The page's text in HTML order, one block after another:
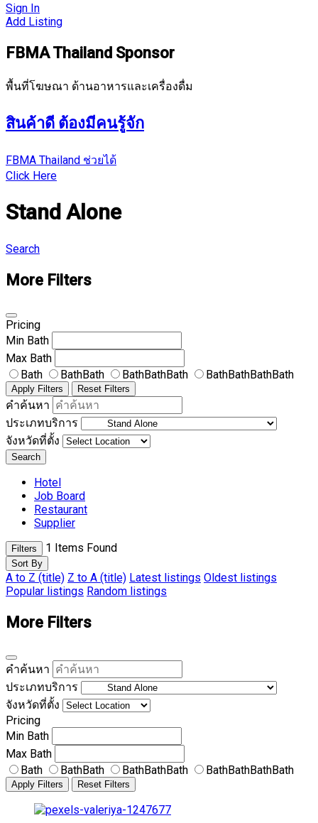
Sign In
Add Listing
FBMA Thailand Sponsor
พื้นที่โฆษณา ด้านอาหารและเครื่องดื่ม
สินค้าดี ต้องมีคนรู้จัก
FBMA Thailand ช่วยได้
Click Here
Stand Alone
Search
More Filters
Pricing
Min Bath
Max Bath
Bath
BathBath BathBathBath BathBathBathBath
Apply Filters Reset Filters
คำค้นหา
ประเภทบริการ
จังหวัดที่ตั้ง
Search
Hotel
Job Board
Restaurant
Supplier
Filters 1 Items Found
Sort By
A to Z (title) Z to A (title) Latest listings Oldest listings
Popular listings Random listings
More Filters
คำค้นหา
ประเภทบริการ
จังหวัดที่ตั้ง
Pricing
Min Bath
Max Bath
Bath
BathBath BathBathBath BathBathBathBath
Apply Filters Reset Filters